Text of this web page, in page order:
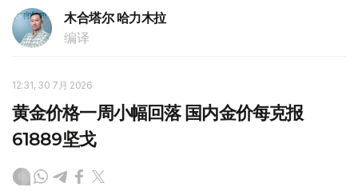
木合塔尔 哈力木拉
编译
12:31, 30 7月 2026
黄金价格一周小幅回落 国内金价每克报
61889坚戈